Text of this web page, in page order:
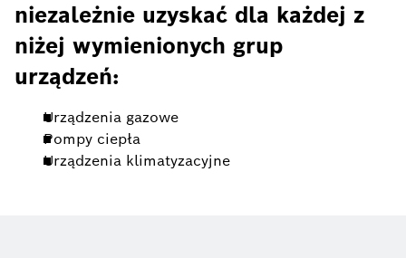
niezależnie uzyskać dla każdej z
niżej wymienionych grup
urządzeń:
Urządzenia gazowe
Pompy ciepła
Urządzenia klimatyzacyjne